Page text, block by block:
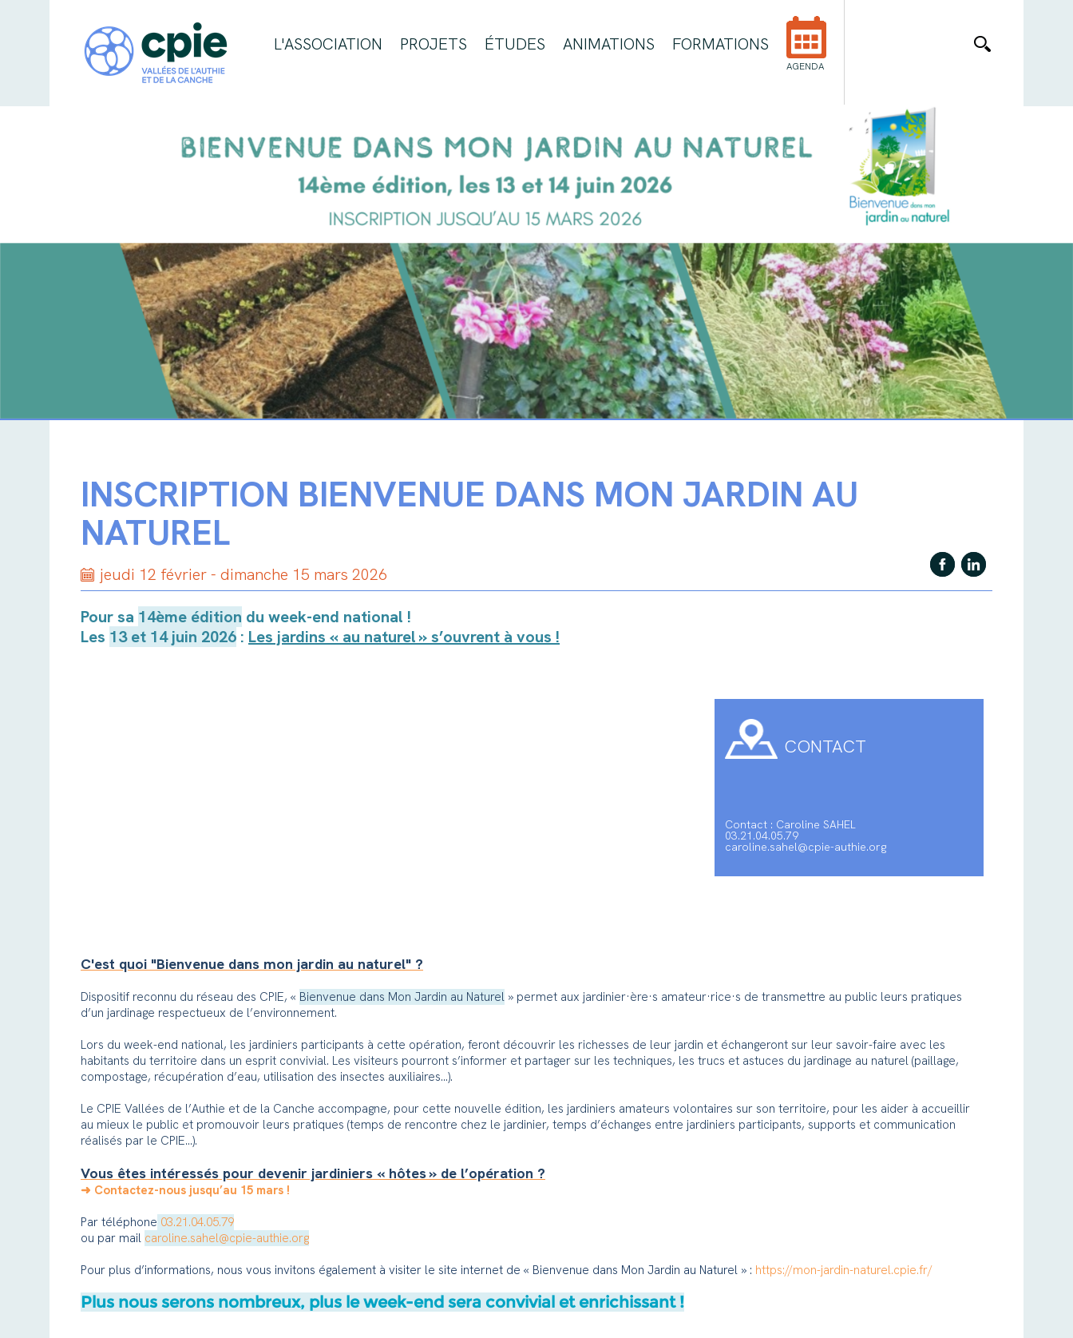
L'ASSOCIATION PROJETS ÉTUDES ANIMATIONS FORMATIONS
AGENDA
INSCRIPTION BIENVENUE DANS MON JARDIN AU
NATUREL
jeudi 12 février - dimanche 15 mars 2026
Pour sa 14ème édition du week-end national !
Les 13 et 14 juin 2026 : Les jardins « au naturel » s’ouvrent à vous !
CONTACT
Contact : Caroline SAHEL
03.21.04.05.79
caroline.sahel@cpie-authie.org
C'est quoi "Bienvenue dans mon jardin au naturel" ?
Dispositif reconnu du réseau des CPIE, « Bienvenue dans Mon Jardin au Naturel » permet aux jardinier·ère·s amateur·rice·s de transmettre au public leurs pratiques
d’un jardinage respectueux de l’environnement.
Lors du week-end national, les jardiniers participants à cette opération, feront découvrir les richesses de leur jardin et échangeront sur leur savoir-faire avec les
habitants du territoire dans un esprit convivial. Les visiteurs pourront s’informer et partager sur les techniques, les trucs et astuces du jardinage au naturel (paillage,
compostage, récupération d’eau, utilisation des insectes auxiliaires…).
Le CPIE Vallées de l’Authie et de la Canche accompagne, pour cette nouvelle édition, les jardiniers amateurs volontaires sur son territoire, pour les aider à accueillir
au mieux le public et promouvoir leurs pratiques (temps de rencontre chez le jardinier, temps d’échanges entre jardiniers participants, supports et communication
réalisés par le CPIE…).
Vous êtes intéressés pour devenir jardiniers « hôtes » de l’opération ?
➜ Contactez-nous jusqu’au 15 mars !
Par téléphone 03.21.04.05.79
ou par mail caroline.sahel@cpie-authie.org
Pour plus d’informations, nous vous invitons également à visiter le site internet de « Bienvenue dans Mon Jardin au Naturel » : https://mon-jardin-naturel.cpie.fr/
Plus nous serons nombreux, plus le week-end sera convivial et enrichissant !